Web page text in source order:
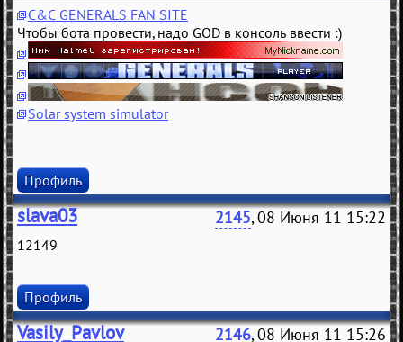
C&C GENERALS FAN SITE
Чтобы бота провести, надо GOD в консоль ввести :)
Solar system simulator
Профиль
slava03 2145, 08 Июня 11 15:22
12149
Профиль
Vasily_Pavlov 2146, 08 Июня 11 15:26